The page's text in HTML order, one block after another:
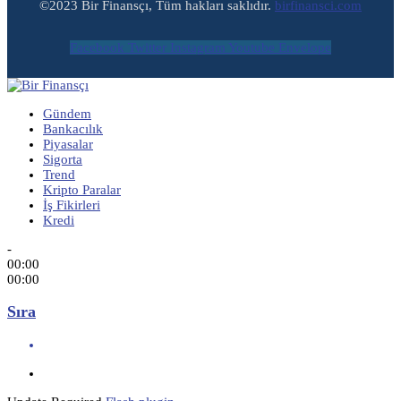
©2023 Bir Finansçı, Tüm hakları saklıdır. birfinansci.com
Facebook Twitter Instagram Youtube Envelope
Gündem
Bankacılık
Piyasalar
Sigorta
Trend
Kripto Paralar
İş Fikirleri
Kredi
-
00:00
00:00
Sıra